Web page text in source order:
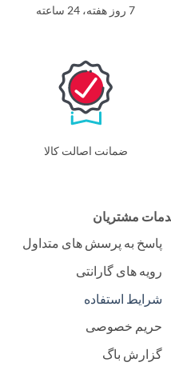
ضمانت اصالت کالا
مشتریان
به پرسش های متداول
های گارانتی
استفاده
خصوصی
باگ